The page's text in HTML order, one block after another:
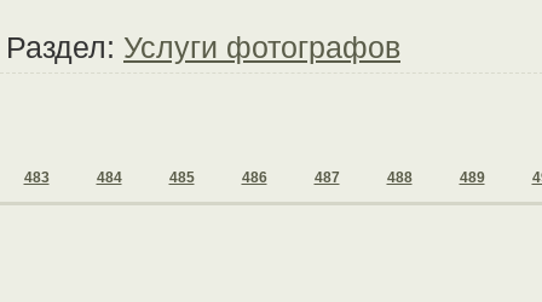
Раздел: Услуги фотографов
483 484 485 486 487 488 489